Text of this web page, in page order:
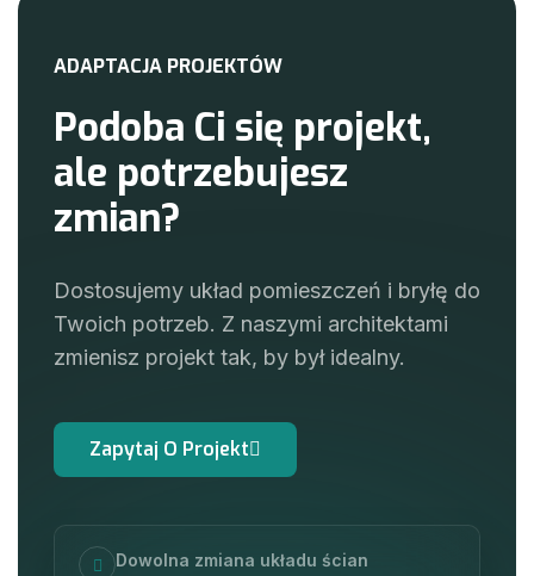
ADAPTACJA PROJEKTÓW
Podoba Ci się projekt,
ale potrzebujesz
zmian?
Dostosujemy układ pomieszczeń i bryłę do
Twoich potrzeb. Z naszymi architektami
zmienisz projekt tak, by był idealny.
Dowolna zmiana układu ścian